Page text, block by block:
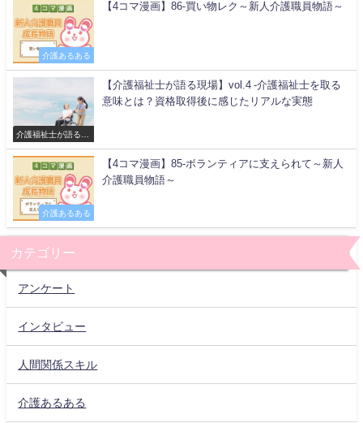
介護あるある
【4コマ漫画】86-買い物レク～新人介護職員物語～
介護福祉士が語る現
場
【介護福祉士が語る現場】vol.4 -介護福祉士を取る
意味とは？資格取得後に感じたリアルな実態
介護あるある
【4コマ漫画】85-ボランティアに支えられて～新人
介護職員物語～
カテゴリー
アンケート
インタビュー
人間関係スキル
介護あるある